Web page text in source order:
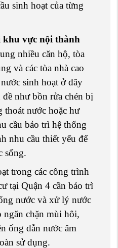
sinh hoạt của từng
khu vực nội thành
nhiều căn hộ, tòa
và các tòa nhà cao
sinh hoạt ở đây
như bồn rửa chén bị
thoát nước hoặc hư
cầu bảo trì hệ thống
nhu cầu thiết yếu để
sống.
trong các công trình
tại Quận 4 cần bảo trì
nước và xử lý nước
chặn mùi hôi,
ống dẫn nước âm
sử dụng.